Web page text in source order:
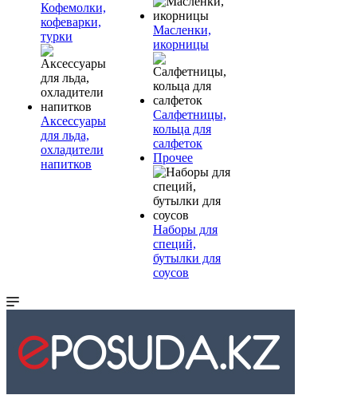
Кофемолки,
кофеварки,
турки
Аксессуары
для льда,
охладители
напитков
Масленки,
икорницы
Салфетницы,
кольца для
салфеток
Прочее
Наборы для
специй,
бутылки для
соусов